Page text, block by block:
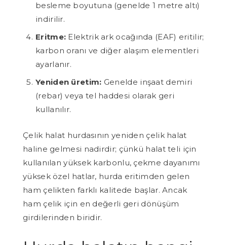
besleme boyutuna (genelde 1 metre altı)
indirilir.
Eritme: Elektrik ark ocağında (EAF) eritilir;
karbon oranı ve diğer alaşım elementleri
ayarlanır.
Yeniden üretim: Genelde inşaat demiri
(rebar) veya tel haddesi olarak geri
kullanılır.
Çelik halat hurdasının yeniden çelik halat
haline gelmesi nadirdir; çünkü halat teli için
kullanılan yüksek karbonlu, çekme dayanımı
yüksek özel hatlar, hurda eritimden gelen
ham çelikten farklı kalitede başlar. Ancak
ham çelik için en değerli geri dönüşüm
girdilerinden biridir.